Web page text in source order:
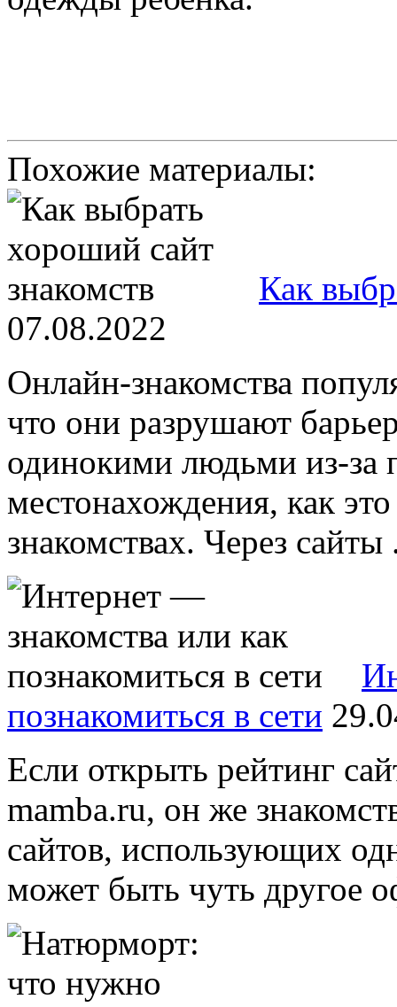
Похожие материалы:
Как
07.08.2022
Онлайн-знакомства
что они разрушают
одинокими людьми из-за
местонахождения, как
знакомствах. Через сайты
познакомиться в сети
Если открыть рейтинг
mamba.ru, он же
сайтов, использующих
может быть чуть другое